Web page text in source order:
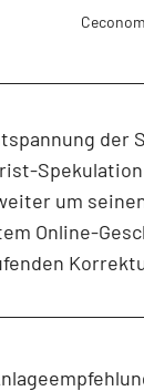
der
um
Online-